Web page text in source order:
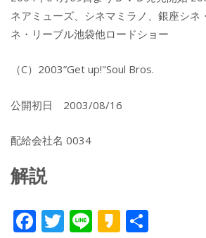
ネアミューズ、シネマミラノ、銀座シネ
ネ・リーブル池袋他ロードショー
（C）2003”Get up!"Soul Bros.
公開初日 2003/08/16
配給会社名 0034
解説
F T Li K